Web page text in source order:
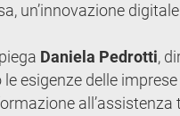
un’innovazione
Daniela Pedrotti,
esigenze delle
all’assistenza